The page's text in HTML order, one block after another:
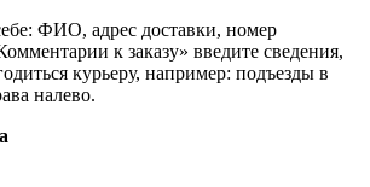
ФИО, адрес доставки, номер
к заказу» введите сведения,
курьеру, например: подъезды в
налево.